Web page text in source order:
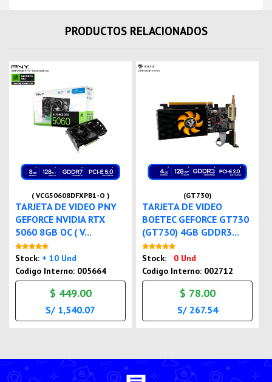
PRODUCTOS RELACIONADOS
( VCG50608DFXPB1-O )
TARJETA DE VIDEO PNY
GEFORCE NVIDIA RTX
5060 8GB OC ( V...
Stock: + 10 Und
Codigo Interno: 005664
$ 449.00
S/ 1,540.07
(GT730)
TARJETA DE VIDEO
BOETEC GEFORCE GT730
(GT730) 4GB GDDR3...
Stock:
0 Und
Codigo Interno: 002712
$ 78.00
S/ 267.54